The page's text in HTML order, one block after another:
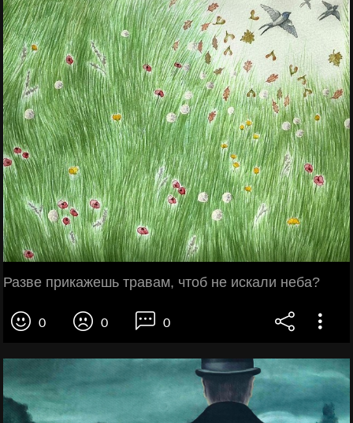
Разве прикажешь травам, чтоб не искали неба?
0 0 0